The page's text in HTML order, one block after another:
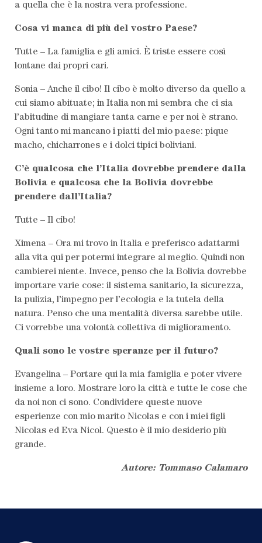
a quella che è la nostra vera professione.
Cosa vi manca di più del vostro Paese?
Tutte – La famiglia e gli amici. È triste essere così
lontane dai propri cari.
Sonia – Anche il cibo! Il cibo è molto diverso da quello a
cui siamo abituate; in Italia non mi sembra che ci sia
l’abitudine di mangiare tanta carne e per noi è strano.
Ogni tanto mi mancano i piatti del mio paese: pique
macho, chicharrones e i dolci tipici boliviani.
C’è qualcosa che l’Italia dovrebbe prendere dalla
Bolivia e qualcosa che la Bolivia dovrebbe
prendere dall’Italia?
Tutte – Il cibo!
Ximena – Ora mi trovo in Italia e preferisco adattarmi
alla vita qui per potermi integrare al meglio. Quindi non
cambierei niente. Invece, penso che la Bolivia dovrebbe
importare varie cose: il sistema sanitario, la sicurezza,
la pulizia, l’impegno per l’ecologia e la tutela della
natura. Penso che una mentalità diversa sarebbe utile.
Ci vorrebbe una volontà collettiva di miglioramento.
Quali sono le vostre speranze per il futuro?
Evangelina – Portare qui la mia famiglia e poter vivere
insieme a loro. Mostrare loro la città e tutte le cose che
da noi non ci sono. Condividere queste nuove
esperienze con mio marito Nicolas e con i miei figli
Nicolas ed Eva Nicol. Questo è il mio desiderio più
grande.
Autore: Tommaso Calamaro